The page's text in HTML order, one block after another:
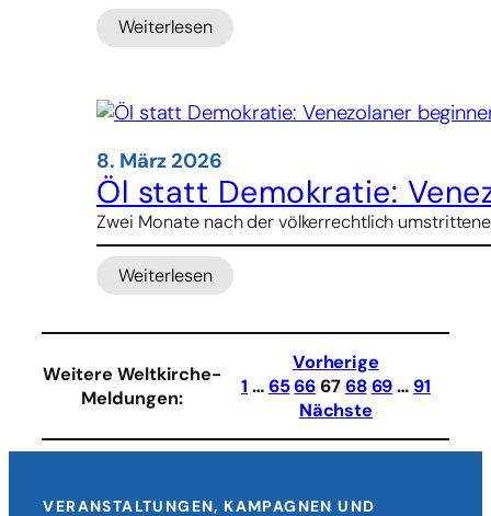
Weiterlesen
:
Aufklärung
Bombenangriff
auf
Mädchenschule
im
Iran
8. März 2026
Öl statt Demokratie:
Zwei Monate nach der völkerrechtlich
Weiterlesen
:
statt
Venezolaner
beginnen
Trumps
zu
Weitere Weltkirche-
Meldungen:
Vorherige
1 … 65666768 69 … 91
Nächste
VERANSTALTUNGEN, KAMPAGNEN UND